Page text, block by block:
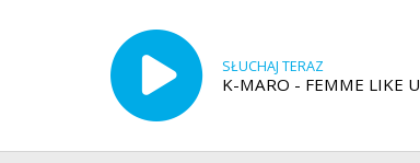
SŁUCHAJ TERAZ
K-MARO - FEMME LIKE U